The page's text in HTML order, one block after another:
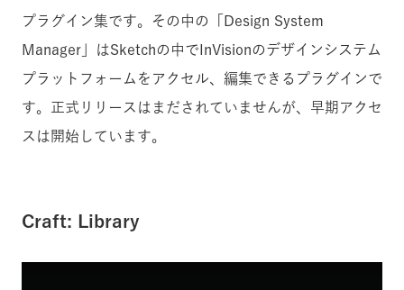
プラグイン集です。その中の「Design System
Manager」はSketchの中でInVisionのデザインシステム
プラットフォームをアクセル、編集できるプラグインで
す。正式リリースはまだされていませんが、早期アクセ
スは開始しています。
Craft: Library